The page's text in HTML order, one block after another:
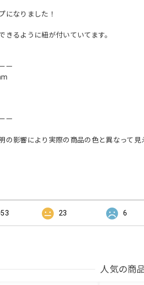
になりました！
きるように紐が付いていてます。
ー
ー
影響により実際の商品の色と異なって見
23 6
人気の商